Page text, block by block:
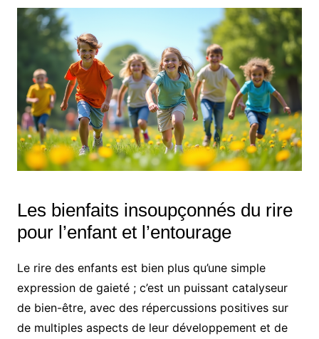
Les bienfaits insoupçonnés du rire
pour l’enfant et l’entourage
Le rire des enfants est bien plus qu’une simple
expression de gaieté ; c’est un puissant catalyseur
de bien-être, avec des répercussions positives sur
de multiples aspects de leur développement et de